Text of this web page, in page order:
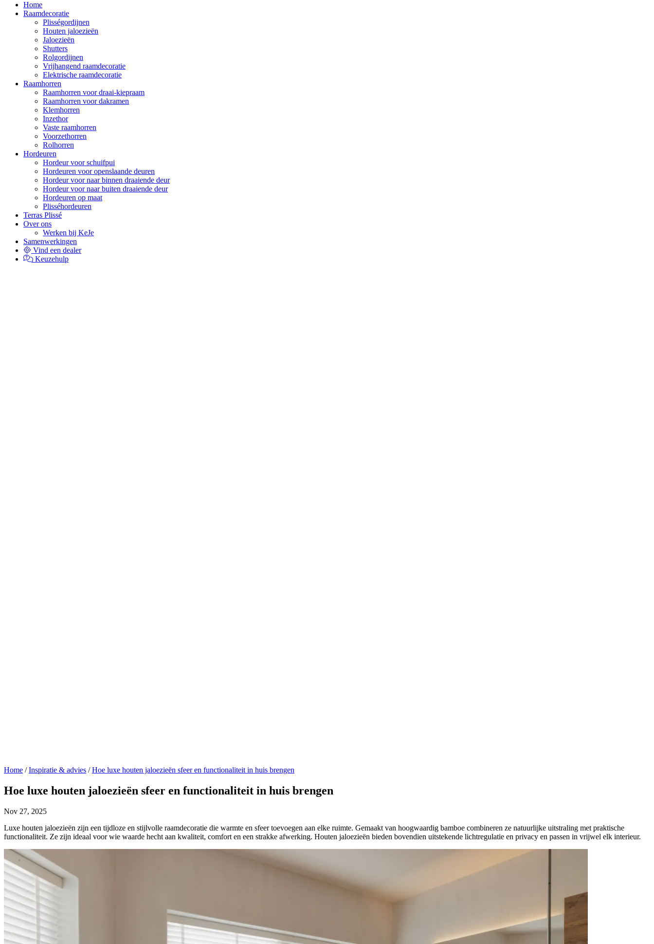
Home
Raamdecoratie
Plisségordijnen
Houten jaloezieën
Jaloezieën
Shutters
Rolgordijnen
Vrijhangend raamdecoratie
Elektrische raamdecoratie
Raamhorren
Raamhorren voor draai-kiepraam
Raamhorren voor dakramen
Klemhorren
Inzethor
Vaste raamhorren
Voorzethorren
Rolhorren
Hordeuren
Hordeur voor schuifpui
Hordeuren voor openslaande deuren
Hordeur voor naar binnen draaiende deur
Hordeur voor naar buiten draaiende deur
Hordeuren op maat
Plisséhordeuren
Terras Plissé
Over ons
Werken bij KeJe
Samenwerkingen
Vind een dealer
Keuzehulp
Home / Inspiratie & advies / Hoe luxe houten jaloezieën sfeer en functionaliteit in huis brengen
Hoe luxe houten jaloezieën sfeer en functionaliteit in huis brengen
Nov 27, 2025
Luxe houten jaloezieën zijn een tijdloze en stijlvolle raamdecoratie die warmte en sfeer toevoegen aan elke ruimte. Gemaakt van hoogwaardig bamboe combineren ze natuurlijke uitstraling met praktische
functionaliteit. Ze zijn ideaal voor wie waarde hecht aan kwaliteit, comfort en een strakke afwerking. Houten jaloezieën bieden bovendien uitstekende lichtregulatie en privacy en passen in vrijwel elk interieur.